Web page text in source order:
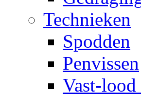
Technieken
Spodden
Penvissen
Vast-lood